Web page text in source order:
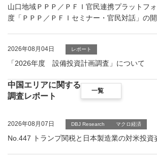
山口地域ＰＰＰ／ＰＦＩ官民連携プラットフ
度「ＰＰＰ／ＰＦＩセミナー・官民対話」の
2026年08月04日 レポート
「2026年度 設備投資計画調査」について
中国エリアに関する
調査レポート
一覧
2026年08月07日 DBJ Research マクロ経済
No.447 トランプ関税と日本製造業の対米投資